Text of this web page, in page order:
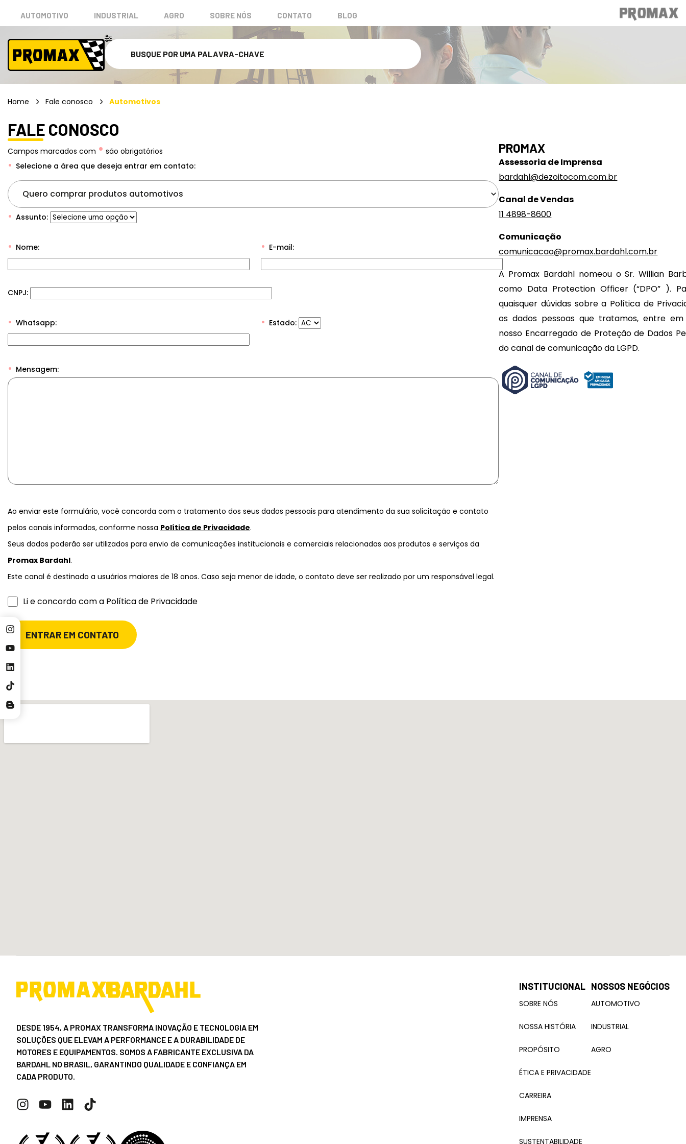
AUTOMOTIVO INDUSTRIAL AGRO SOBRE NÓS CONTATO BLOG
Home Fale conosco Automotivos
FALE CONOSCO
Campos marcados com • são obrigatórios
Selecione a área que deseja entrar em contato:
Quero comprar produtos automotivos
Assunto:
Nome: E-mail:
CNPJ:
Whatsapp: Estado:
Mensagem:
Ao enviar este formulário, você concorda com o tratamento dos seus dados pessoais para atendimento da sua solicitação e contato
pelos canais informados, conforme nossa Política de Privacidade.
Seus dados poderão ser utilizados para envio de comunicações institucionais e comerciais relacionadas aos produtos e serviços da
Promax Bardahl.
Este canal é destinado a usuários maiores de 18 anos. Caso seja menor de idade, o contato deve ser realizado por um responsável legal.
Li e concordo com a Política de Privacidade
PROMAX
Assessoria de Imprensa
bardahl@dezoitocom.com.br
Canal de Vendas
11 4898-8600
Comunicação
comunicacao@promax.bardahl.com.br
A Promax Bardahl nomeou o Sr. Willian
como Data Protection Officer (“DPO” ).
quaisquer dúvidas sobre a Política de
os dados pessoas que tratamos, entre
nosso Encarregado de Proteção de Dados
do canal de comunicação da LGPD.
DESDE 1954, A PROMAX TRANSFORMA INOVAÇÃO E TECNOLOGIA EM
SOLUÇÕES QUE ELEVAM A PERFORMANCE E A DURABILIDADE DE
MOTORES E EQUIPAMENTOS. SOMOS A FABRICANTE EXCLUSIVA DA
BARDAHL NO BRASIL, GARANTINDO QUALIDADE E CONFIANÇA EM
CADA PRODUTO.
INSTITUCIONAL
SOBRE NÓS
NOSSA HISTÓRIA
PROPÓSITO
ÉTICA E PRIVACIDADE
CARREIRA
IMPRENSA
SUSTENTABILIDADE
NOSSOS NEGÓCIOS
AUTOMOTIVO
INDUSTRIAL
AGRO